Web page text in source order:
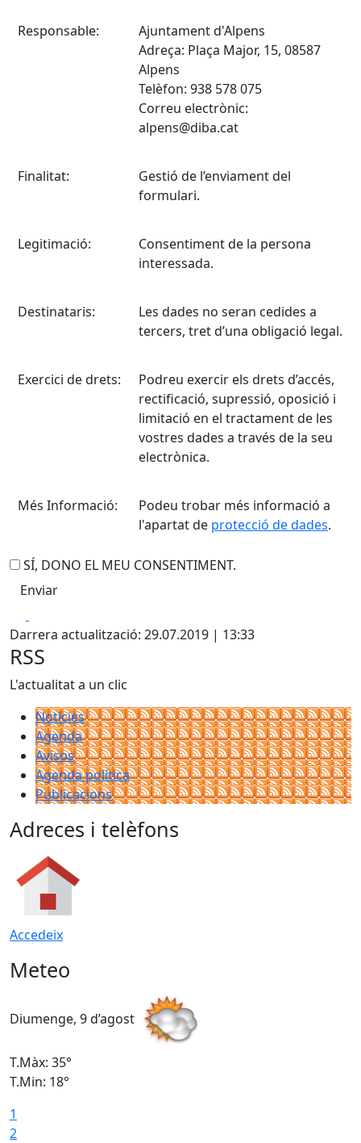
Responsable:
Ajuntament d'Alpens
Adreça: Plaça Major, 15, 08587
Alpens
Telèfon: 938 578 075
Correu electrònic:
alpens@diba.cat
Finalitat:
Gestió de l’enviament del
formulari.
Legitimació:
Consentiment de la persona
interessada.
Destinataris:
Les dades no seran cedides a
tercers, tret d’una obligació legal.
Exercici de drets:
Podreu exercir els drets d’accés,
rectificació, supressió, oposició i
limitació en el tractament de les
vostres dades a través de la seu
electrònica.
Més Informació:
Podeu trobar més informació a
l'apartat de protecció de dades.
SÍ, DONO EL MEU CONSENTIMENT.
Darrera actualització: 29.07.2019 | 13:33
RSS
L'actualitat a un clic
Notícies
Agenda
Avisos
Agenda política
Publicacions
Adreces i telèfons
Accedeix
Meteo
Diumenge, 9 d’agost
T.Màx: 35°
T.Min: 18°
1
2